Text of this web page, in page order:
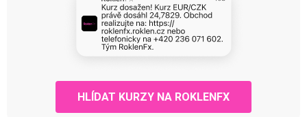
HLÍDAT KURZY NA ROKLENFX